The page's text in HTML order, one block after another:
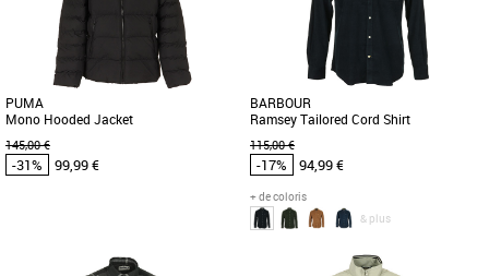
PUMA
Mono Hooded Jacket
145,00 €
-31% 99,99 €
BARBOUR
Ramsey Tailored Cord Shirt
115,00 €
-17% 94,99 €
+ de coloris
& plus